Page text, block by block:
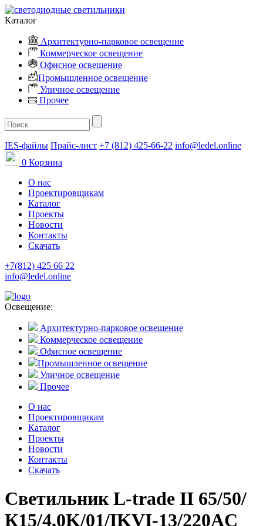
Каталог
Архитектурно-парковое освещение
Коммерческое освещение
Офисное освещение
Промышленное освещение
Уличное освещение
Прочее
IES-файлы Прайс-лист +7 (812) 425-66-22 info@ledel.online
0 Корзина
О нас
Проектировщикам
Каталог
Проекты
Новости
Контакты
Скачать
+7(812) 425 66 22
info@ledel.online
Освещение:
Архитектурно-парковое освещение
Коммерческое освещение
Офисное освещение
Промышленное освещение
Уличное освещение
Прочее
О нас
Проектировщикам
Каталог
Проекты
Новости
Контакты
Скачать
Светильник L-trade II 65/50/
К15/4,0K/01/IKVI-13/220AC